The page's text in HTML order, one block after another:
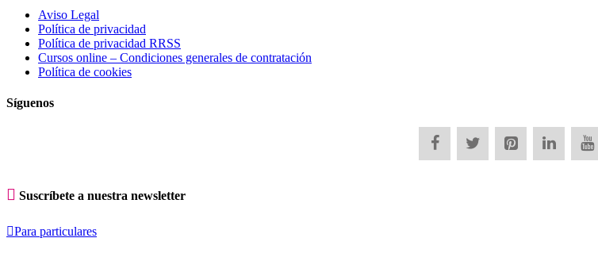
Aviso Legal
Política de privacidad
Política de privacidad RRSS
Cursos online – Condiciones generales de contratación
Política de cookies
Síguenos
 Suscríbete a nuestra newsletter
Para particulares